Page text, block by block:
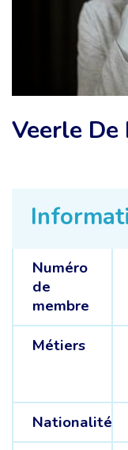
Numéro
de
membre
Métiers
Nationalité
Veerle De